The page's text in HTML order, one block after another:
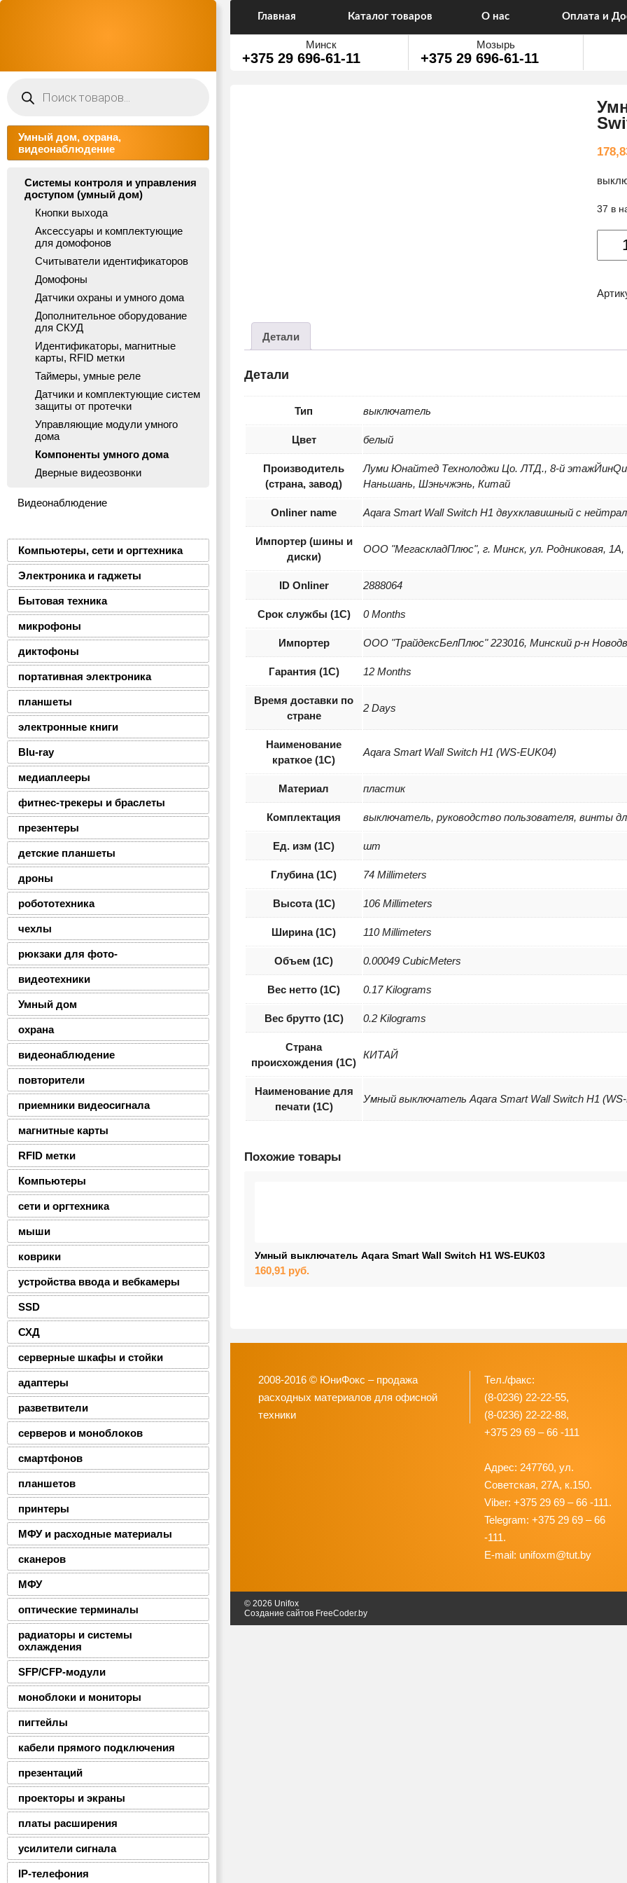
товаров
Умный дом, охрана,
видеонаблюдение
Системы контроля и управления
доступом (умный дом)
Кнопки выхода
Аксессуары и комплектующие
для домофонов
Считыватели идентификаторов
Домофоны
Датчики охраны и умного дома
Дополнительное оборудование
для СКУД
Идентификаторы, магнитные
карты, RFID метки
Таймеры, умные реле
Датчики и комплектующие систем
защиты от протечки
Управляющие модули умного
дома
Компоненты умного дома
Дверные видеозвонки
Видеонаблюдение
Компьютеры, сети и оргтехника
Электроника и гаджеты
Бытовая техника
микрофоны
диктофоны
портативная электроника
планшеты
электронные книги
Blu-ray
медиаплееры
фитнес-трекеры и браслеты
презентеры
детские планшеты
дроны
робототехника
чехлы
рюкзаки для фото-
видеотехники
Умный дом
охрана
видеонаблюдение
повторители
приемники видеосигнала
магнитные карты
RFID метки
Компьютеры
сети и оргтехника
мыши
коврики
устройства ввода и вебкамеры
SSD
СХД
серверные шкафы и стойки
адаптеры
разветвители
серверов и моноблоков
смартфонов
планшетов
принтеры
МФУ и расходные материалы
сканеров
МФУ
оптические терминалы
радиаторы и системы
охлаждения
SFP/CFP-модули
моноблоки и мониторы
пигтейлы
кабели прямого подключения
презентаций
проекторы и экраны
платы расширения
усилители сигнала
IP-телефония
Главная Каталог товаров О нас Оплата и
Минск
+375 29 696-61-11
Мозырь
+375 29 696-61-11
37 в
Aqara
Switch
Детали
Детали
Тип выключатель
Цвет белый
Производитель
(страна, завод)
Луми Юнайтед Технолоджи Цо. ЛТД., 8-й этажЙинQи
Наньшань, Шэньчжэнь, Китай
Onliner name Aqara Smart Wall Switch H1 двухклавишный c
Импортер (шины и
диски)
ООО "МегаскладПлюс", г. Минск, ул. Родниковая,
ID Onliner 2888064
Срок службы (1С) 0 Months
Импортер ООО "ТрайдексБелПлюс" 223016, Минский р-н
Гарантия (1С) 12 Months
Время доставки по
стране
2 Days
Наименование
краткое (1C)
Aqara Smart Wall Switch H1 (WS-EUK04)
Материал пластик
Комплектация выключатель, руководство пользователя, винты
Ед. изм (1С) шт
Глубина (1С) 74 Millimeters
Высота (1С) 106 Millimeters
Ширина (1С) 110 Millimeters
Объем (1С) 0.00049 CubicMeters
Вес нетто (1С) 0.17 Kilograms
Вес брутто (1С) 0.2 Kilograms
Страна
происхождения (1С)
КИТАЙ
Наименование для
печати (1С)
Умный выключатель Aqara Smart Wall Switch H1
Похожие товары
Умный выключатель Aqara Smart Wall Switch H1 WS-EUK03
160,91 руб.
2008-2016 © ЮниФокс – продажа
расходных материалов для офисной
техники
Тел./факс:
(8-0236) 22-22-55,
(8-0236) 22-22-88,
+375 29 69 – 66 -111
Адрес: 247760, ул.
Советская, 27А, к.150.
Viber: +375 29 69 – 66 -111.
Telegram: +375 29 69 – 66
-111.
E-mail: unifoxm@tut.by
© 2026 Unifox
Создание сайтов FreeCoder.by